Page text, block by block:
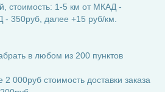
стоимость: 1-5 км от МКАД -
350руб, далее +15 руб/км.
в любом из 200 пунктов
000руб стоимость доставки заказа